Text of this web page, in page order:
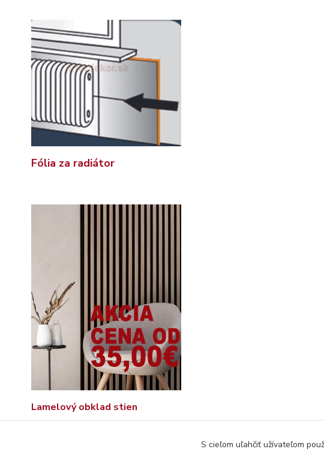
Fólia za radiátor
Lamelový obklad stien
S cieľom uľahčiť užívateľom